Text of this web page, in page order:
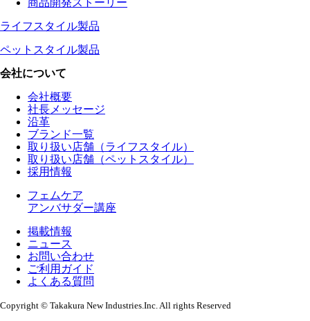
ライフスタイル製品
ペットスタイル製品
会社について
会社概要
社長メッセージ
沿革
ブランド一覧
取り扱い店舗（ライフスタイル）
取り扱い店舗（ペットスタイル）
採用情報
フェムケア
アンバサダー講座
掲載情報
ニュース
お問い合わせ
ご利用ガイド
よくある質問
Copyright © Takakura New Industries.Inc. All rights Reserved